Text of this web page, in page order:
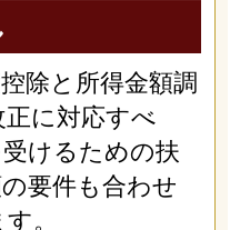
除と所得金額調
に対応すべ
けるための扶
要件も合わせ
。